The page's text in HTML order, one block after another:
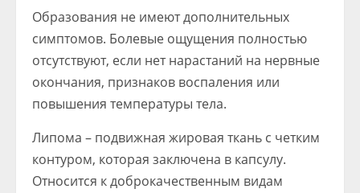
Образования не имеют дополнительных
симптомов. Болевые ощущения полностью
отсутствуют, если нет нарастаний на нервные
окончания, признаков воспаления или
повышения температуры тела.
Липома – подвижная жировая ткань с четким
контуром, которая заключена в капсулу.
Относится к доброкачественным видам